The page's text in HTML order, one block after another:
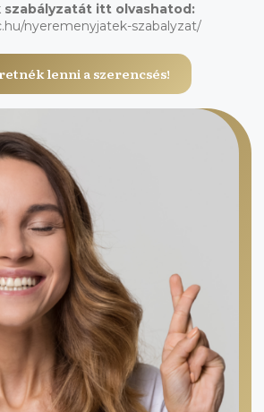
szabályzatát itt olvashatod:
nyeremenyjatek-szabalyzat/
lenni a szerencsés!